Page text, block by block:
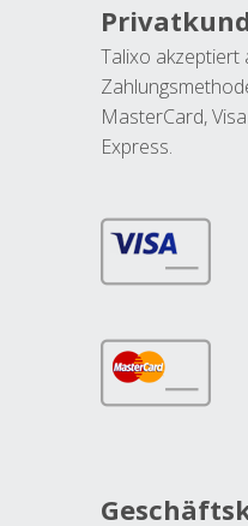
Talixo akzeptiert
MasterCard,
Express.